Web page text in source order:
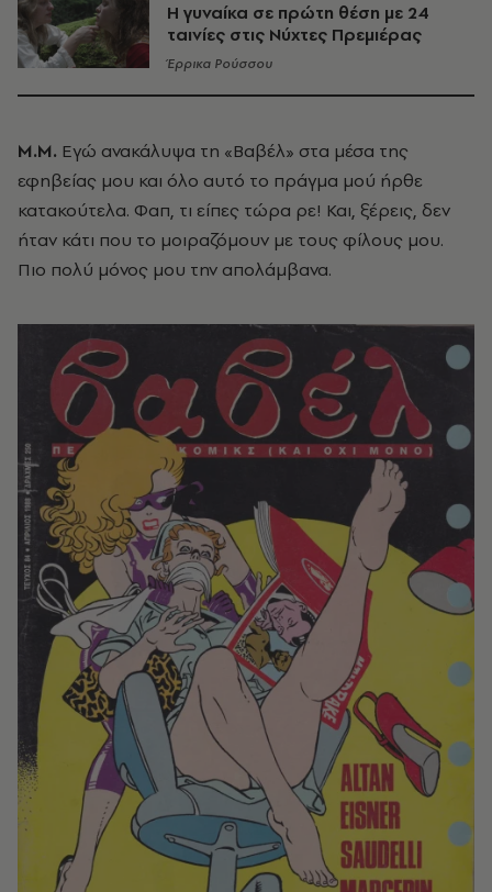
Η γυναίκα σε πρώτη θέση με 24
ταινίες στις Νύχτες Πρεμιέρας
Έρρικα Ρούσσου
Μ.Μ. Εγώ ανακάλυψα τη «Βαβέλ» στα μέσα της
εφηβείας μου και όλο αυτό το πράγμα μού ήρθε
κατακούτελα. Φαπ, τι είπες τώρα ρε! Και, ξέρεις, δεν
ήταν κάτι που το μοιραζόμουν με τους φίλους μου.
Πιο πολύ μόνος μου την απολάμβανα.